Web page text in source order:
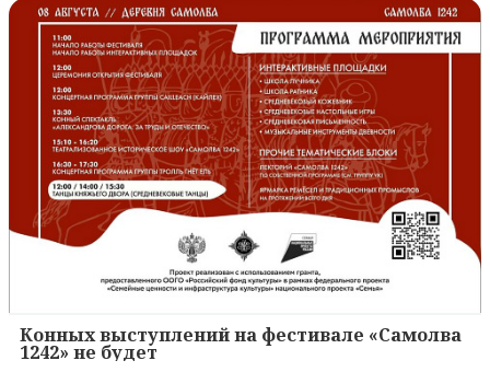
Конных выступлений на фестивале «Самолва
1242» не будет